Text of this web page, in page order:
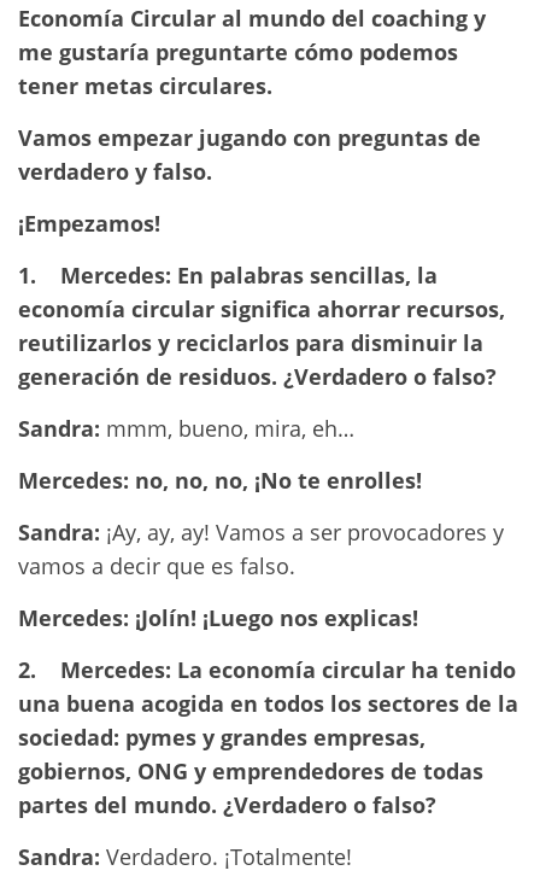
Economía Circular al mundo del coaching y
me gustaría preguntarte cómo podemos
tener metas circulares.
Vamos empezar jugando con preguntas de
verdadero y falso.
¡Empezamos!
1.
Mercedes: En palabras sencillas, la
economía circular significa ahorrar recursos,
reutilizarlos y reciclarlos para disminuir la
generación de residuos. ¿Verdadero o falso?
Sandra: mmm, bueno, mira, eh…
Mercedes: no, no, no, ¡No te enrolles!
Sandra: ¡Ay, ay, ay! Vamos a ser provocadores y
vamos a decir que es falso.
Mercedes: ¡Jolín! ¡Luego nos explicas!
2.
Mercedes: La economía circular ha tenido
una buena acogida en todos los sectores de la
sociedad: pymes y grandes empresas,
gobiernos, ONG y emprendedores de todas
partes del mundo. ¿Verdadero o falso?
Sandra: Verdadero. ¡Totalmente!